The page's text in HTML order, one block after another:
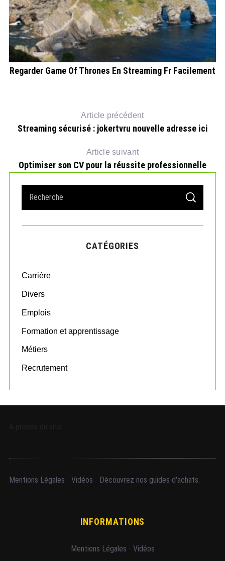
Regarder Game Of Thrones En Streaming Fr Facilement
Article précédent
Streaming sécurisé : jokertvru nouvelle adresse ici
Article suivant
Optimiser son CV pour la réussite professionnelle
a
r
o
:
S
A
C
CATÉGORIES
Carrière
Divers
Emplois
Formation et apprentissage
Métiers
Recrutement
Mentions Légales Vidéos Découvrez nos guides d'achats.
INFORMATIONS
Mentions Légales Vidéos